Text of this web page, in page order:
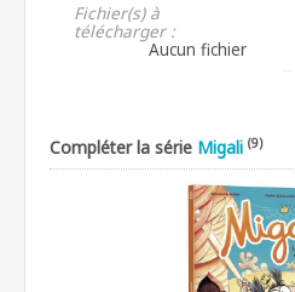
Fichier(s) à
télécharger :
Aucun fichier
Compléter la série Migali (9)